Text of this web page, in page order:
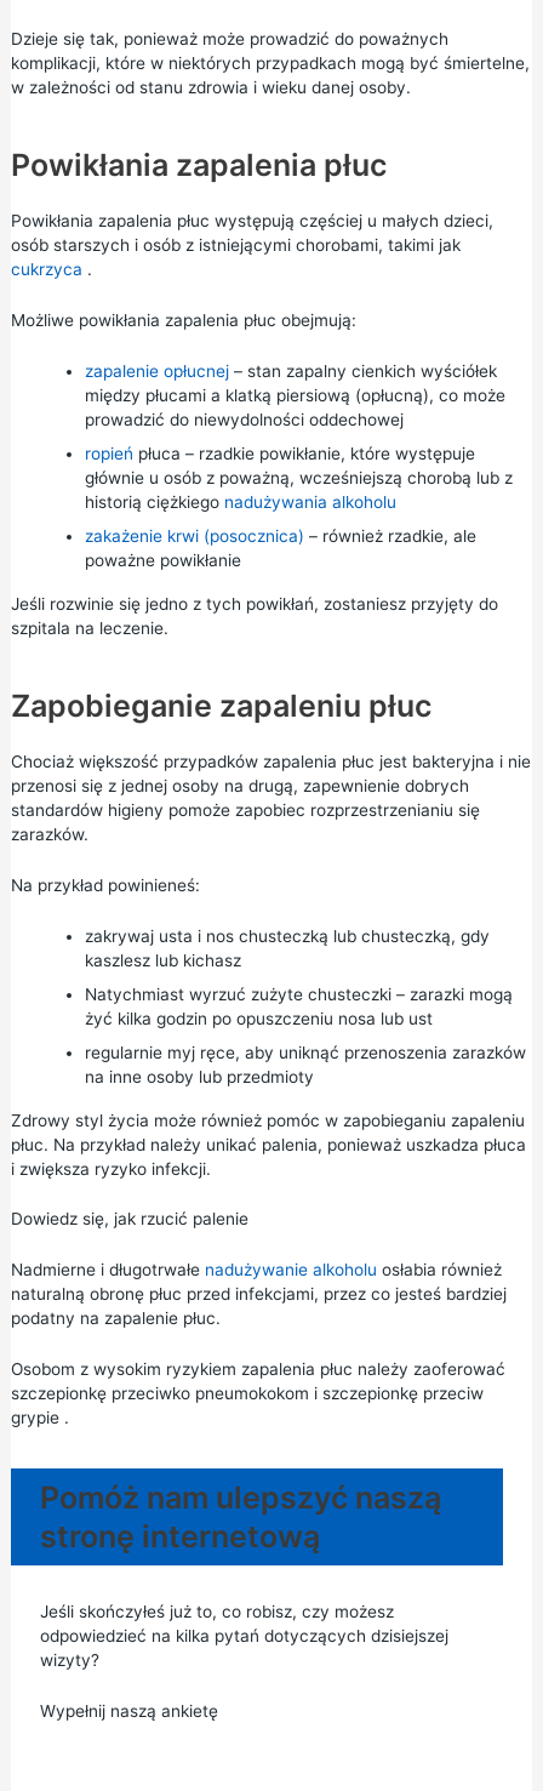
Dzieje się tak, ponieważ może prowadzić do poważnych
komplikacji, które w niektórych przypadkach mogą być śmiertelne,
w zależności od stanu zdrowia i wieku danej osoby.
Powikłania zapalenia płuc
Powikłania zapalenia płuc występują częściej u małych dzieci,
osób starszych i osób z istniejącymi chorobami, takimi jak
cukrzyca .
Możliwe powikłania zapalenia płuc obejmują:
zapalenie opłucnej– stan zapalny cienkich wyściółek
między płucami a klatką piersiową (opłucną), co może
prowadzić do niewydolności oddechowej
ropień płuca – rzadkie powikłanie, które występuje
głównie u osób z poważną, wcześniejszą chorobą lub z
historią ciężkiego nadużywania alkoholu
zakażenie krwi (posocznica) – również rzadkie, ale
poważne powikłanie
Jeśli rozwinie się jedno z tych powikłań, zostaniesz przyjęty do
szpitala na leczenie.
Zapobieganie zapaleniu płuc
Chociaż większość przypadków zapalenia płuc jest bakteryjna i nie
przenosi się z jednej osoby na drugą, zapewnienie dobrych
standardów higieny pomoże zapobiec rozprzestrzenianiu się
zarazków.
Na przykład powinieneś:
zakrywaj usta i nos chusteczką lub chusteczką, gdy
kaszlesz lub kichasz
Natychmiast wyrzuć zużyte chusteczki – zarazki mogą
żyć kilka godzin po opuszczeniu nosa lub ust
regularnie myj ręce, aby uniknąć przenoszenia zarazków
na inne osoby lub przedmioty
Zdrowy styl życia może również pomóc w zapobieganiu zapaleniu
płuc. Na przykład należy unikać palenia, ponieważ uszkadza płuca
i zwiększa ryzyko infekcji.
Dowiedz się, jak rzucić palenie
Nadmierne i długotrwałe nadużywanie alkoholu osłabia również
naturalną obronę płuc przed infekcjami, przez co jesteś bardziej
podatny na zapalenie płuc.
Osobom z wysokim ryzykiem zapalenia płuc należy zaoferować
szczepionkę przeciwko pneumokokom i szczepionkę przeciw
grypie.
Pomóż nam ulepszyć naszą
stronę internetową
Jeśli skończyłeś już to, co robisz, czy możesz
odpowiedzieć na kilka pytań dotyczących dzisiejszej
wizyty?
Wypełnij naszą ankietę